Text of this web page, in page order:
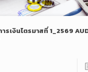
รเงินไตรมาสที่ 1_2569